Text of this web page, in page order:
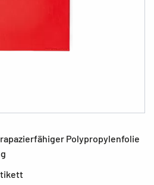
Polypropylenfolie